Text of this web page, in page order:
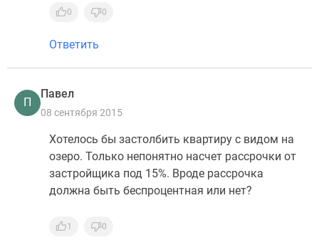
0 0
Ответить
П
Павел
08 сентября 2015
Хотелось бы застолбить квартиру с видом на
озеро. Только непонятно насчет рассрочки от
застройщика под 15%. Вроде рассрочка
должна быть беспроцентная или нет?
1 0